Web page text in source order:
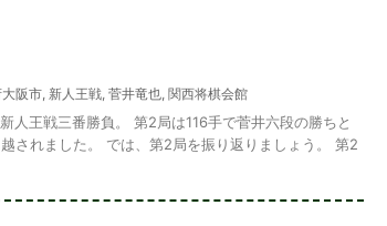
阪市, 新人王戦, 菅井竜也, 関西将棋会館
人王戦三番勝負。 第2局は116手で菅井六段の勝ちと
されました。 では、第2局を振り返りましょう。 第2